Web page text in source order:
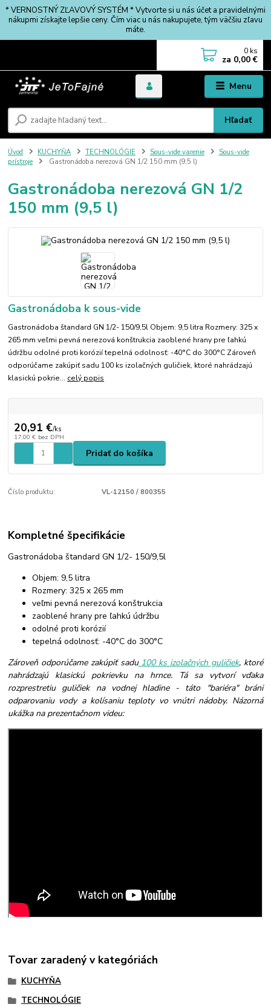
* VERNOSTNÝ ZĽAVOVÝ SYSTÉM * Vytvorte si u nás účet a pravidelnými
nákupmi získajte lepšie ceny. Čím viac u nás nakupujete, tým väčšiu zľavu
máte.
Menu
Hľadať
0 ks
za 0,00 €
Úvod KUCHYŇA TECHNOLÓGIE Sous-vide varenie
Sous-vide
prístroje
Gastronádoba nerezová GN 1/2 150 mm (9,5 l)
Gastronádoba nerezová GN 1/2
150 mm (9,5 l)
Gastronádoba k sous-vide
Gastronádoba štandard GN 1/2- 150/9,5l Objem: 9,5 litra Rozmery: 325 x
265 mm veľmi pevná nerezová konštrukcia zaoblené hrany pre ľahkú
údržbu odolné proti korózií tepelná odolnosť: -40°C do 300°C Zároveň
odporúčame zakúpiť sadu 100 ks izolačných guličiek, ktoré nahrádzajú
klasickú pokrie... celý popis
20,91 €/ks
17,00 € bez DPH
Pridať do košíka
Číslo produktu: VL-12150 / 800355
Kompletné špecifikácie
Gastronádoba štandard GN 1/2- 150/9,5l
Objem: 9,5 litra
Rozmery: 325 x 265 mm
veľmi pevná nerezová konštrukcia
zaoblené hrany pre ľahkú údržbu
odolné proti korózií
tepelná odolnosť: -40°C do 300°C
Zároveň odporúčame zakúpiť sadu100 ks izolačných guličiek, ktoré
nahrádzajú klasickú pokrievku na hrnce. Tá sa vytvorí vďaka
rozprestretiu guličiek na vodnej hladine - táto "bariéra" bráni
odparovaniu vody a kolísaniu teploty vo vnútri nádoby. Názorná
ukážka na prezentačnom videu:
Tovar zaradený v kategóriách
KUCHYŇA
TECHNOLÓGIE